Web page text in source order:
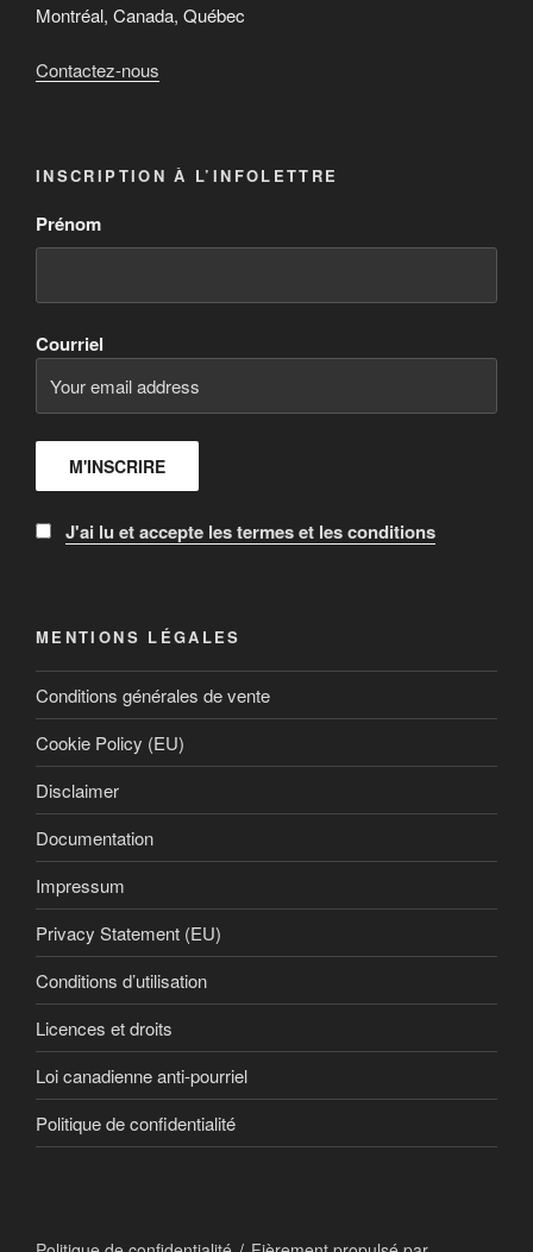
Montréal, Canada, Québec
Contactez-nous
INSCRIPTION À L’INFOLETTRE
Prénom
Courriel
J'ai lu et accepte les termes et les conditions
MENTIONS LÉGALES
Conditions générales de vente
Cookie Policy (EU)
Disclaimer
Documentation
Impressum
Privacy Statement (EU)
Conditions d’utilisation
Licences et droits
Loi canadienne anti-pourriel
Politique de confidentialité